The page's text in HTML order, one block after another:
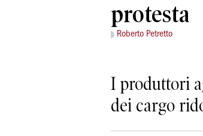
protesta
Roberto Petretto
I produttori
dei cargo